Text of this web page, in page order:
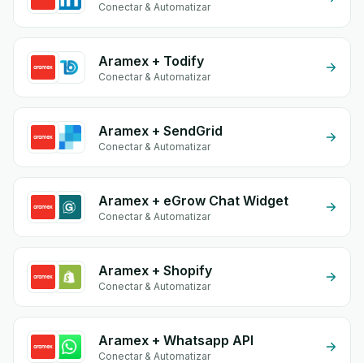
Conectar & Automatizar
Aramex + Todify
Conectar & Automatizar
Aramex + SendGrid
Conectar & Automatizar
Aramex + eGrow Chat Widget
Conectar & Automatizar
Aramex + Shopify
Conectar & Automatizar
Aramex + Whatsapp API
Conectar & Automatizar